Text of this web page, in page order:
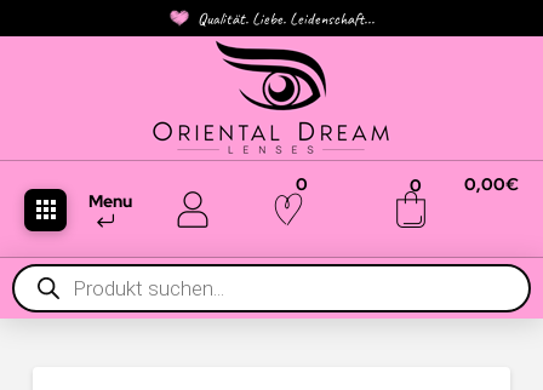
Qualität. Liebe. Leidenschaft...
Menu
0 0 0,00€
Products
search